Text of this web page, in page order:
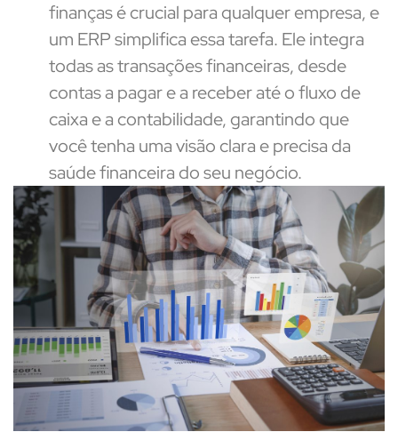
finanças é crucial para qualquer empresa, e
um ERP simplifica essa tarefa. Ele integra
todas as transações financeiras, desde
contas a pagar e a receber até o fluxo de
caixa e a contabilidade, garantindo que
você tenha uma visão clara e precisa da
saúde financeira do seu negócio.